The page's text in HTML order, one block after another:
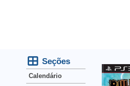
Seções
Calendário